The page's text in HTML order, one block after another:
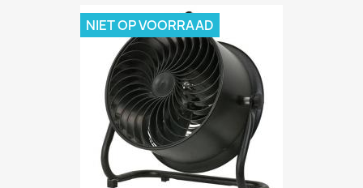
NIET OP VOORRAAD